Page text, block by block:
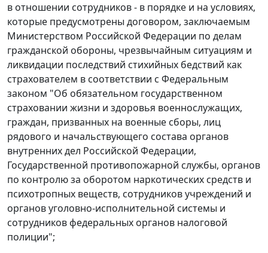
в отношении сотрудников - в порядке и на условиях,
которые предусмотрены договором, заключаемым
Министерством Российской Федерации по делам
гражданской обороны, чрезвычайным ситуациям и
ликвидации последствий стихийных бедствий как
страхователем в соответствии с Федеральным
законом "Об обязательном государственном
страховании жизни и здоровья военнослужащих,
граждан, призванных на военные сборы, лиц
рядового и начальствующего состава органов
внутренних дел Российской Федерации,
Государственной противопожарной службы, органов
по контролю за оборотом наркотических средств и
психотропных веществ, сотрудников учреждений и
органов уголовно-исполнительной системы и
сотрудников федеральных органов налоговой
полиции";